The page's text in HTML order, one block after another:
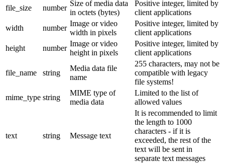
file_size
number
Size of media data
in octets (bytes)
Positive integer, limited by
client applications
width
number
Image or video
width in pixels
Positive integer, limited by
client applications
height
number
Image or video
height in pixels
Positive integer, limited by
client applications
file_name string
Media data file
name
255 characters, may not be
compatible with legacy
file systems!
mime_type string
MIME type of
media data
Limited to the list of
allowed values
text string Message text
It is recommended to limit
the length to 1000
characters - if it is
exceeded, the rest of the
text will be sent in
separate text messages